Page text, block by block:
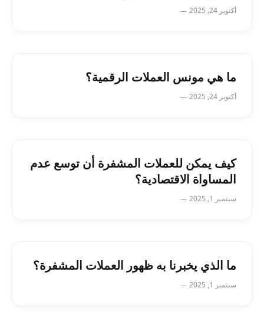
أكتوبر 24, 2025
ما هي مونس العملات الرقمية؟
أكتوبر 24, 2025
كيف يمكن للعملات المشفرة أن توسع عدم
المساواة الاقتصادية؟
سبتمبر 1, 2025
ما الذي يخبرنا به ظهور العملات المشفرة؟
سبتمبر 1, 2025